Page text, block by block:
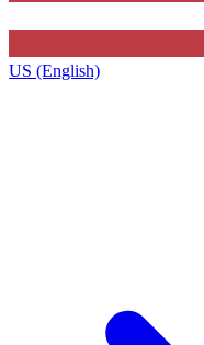
US (English)